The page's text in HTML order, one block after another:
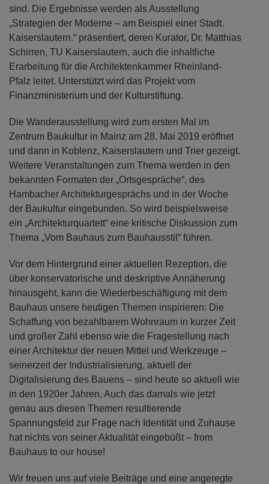
sind. Die Ergebnisse werden als Ausstellung
„Strategien der Moderne – am Beispiel einer Stadt.
Kaiserslautern.“ präsentiert, deren Kurator, Dr. Matthias
Schirren, TU Kaiserslautern, auch die inhaltliche
Erarbeitung für die Architektenkammer Rheinland-
Pfalz leitet. Unterstützt wird das Projekt vom
Finanzministerium und der Kulturstiftung.
Die Wanderausstellung wird zum ersten Mal im
Zentrum Baukultur in Mainz am 28. Mai 2019 eröffnet
und dann in Koblenz, Kaiserslautern und Trier gezeigt.
Weitere Veranstaltungen zum Thema werden in den
bekannten Formaten der „Ortsgespräche“, des
Hambacher Architekturgesprächs und in der Woche
der Baukultur eingebunden. So wird beispielsweise
ein „Architekturquartett“ eine kritische Diskussion zum
Thema „Vom Bauhaus zum Bauhausstil“ führen.
Vor dem Hintergrund einer aktuellen Rezeption, die
über konservatorische und deskriptive Annäherung
hinausgeht, kann die Wiederbeschäftigung mit dem
Bauhaus unsere heutigen Themen inspirieren: Die
Schaffung von bezahlbarem Wohnraum in kurzer Zeit
und großer Zahl ebenso wie die Fragestellung nach
einer Architektur der neuen Mittel und Werkzeuge –
seinerzeit der Industrialisierung, aktuell der
Digitalisierung des Bauens – sind heute so aktuell wie
in den 1920er Jahren. Auch das damals wie jetzt
genau aus diesen Themen resultierende
Spannungsfeld zur Frage nach Identität und Zuhause
hat nichts von seiner Aktualität eingebüßt – from
Bauhaus to our house!
Wir freuen uns auf viele Beiträge und eine angeregte